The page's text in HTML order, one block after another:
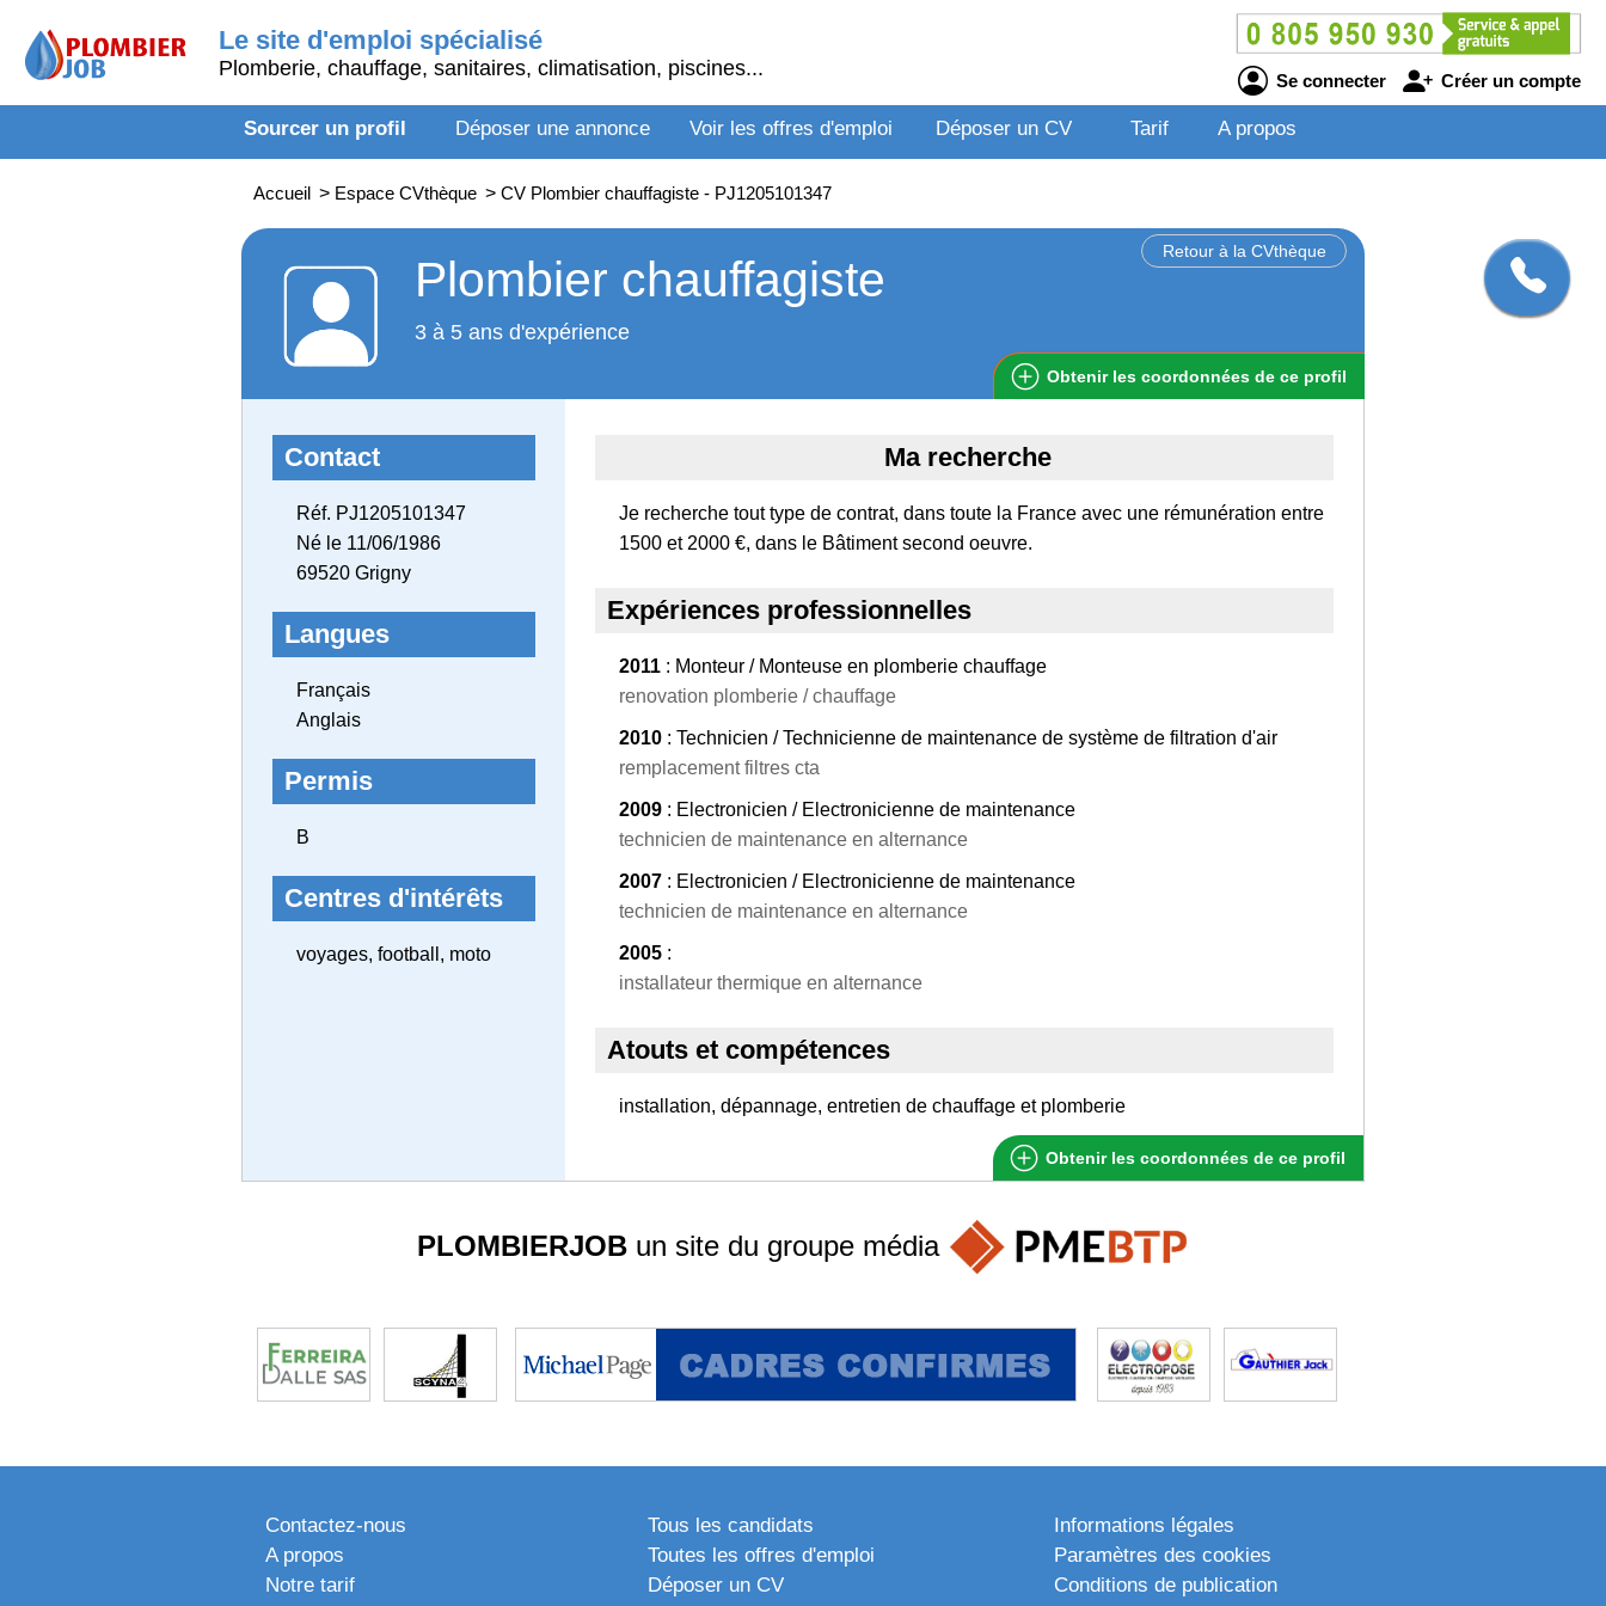
Le site d'emploi spécialisé
Plomberie, chauffage, sanitaires, climatisation, piscines...
Se connecter Créer un compte
Sourcer un profil Déposer une annonce Voir les offres d'emploi Déposer un CV Tarif A propos
Accueil > Espace CVthèque > CV Plombier chauffagiste - PJ1205101347
Retour à la CVthèque
Plombier chauffagiste
3 à 5 ans d'expérience
Obtenir les coordonnées de ce profil
Contact
Réf. PJ1205101347
Né le 11/06/1986
69520 Grigny
Langues
Français
Anglais
Permis
B
Centres d'intérêts
voyages, football, moto
Ma recherche
Je recherche tout type de contrat, dans toute la France avec une rémunération entre
1500 et 2000 €, dans le Bâtiment second oeuvre.
Expériences professionnelles
2011 : Monteur / Monteuse en plomberie chauffage
renovation plomberie / chauffage
2010 : Technicien / Technicienne de maintenance de système de filtration d'air
remplacement filtres cta
2009 : Electronicien / Electronicienne de maintenance
technicien de maintenance en alternance
2007 : Electronicien / Electronicienne de maintenance
technicien de maintenance en alternance
2005 :
installateur thermique en alternance
Atouts et compétences
installation, dépannage, entretien de chauffage et plomberie
Obtenir les coordonnées de ce profil
PLOMBIERJOBun site du groupe média
Contactez-nous
A propos
Notre tarif
Tous les candidats
Toutes les offres d'emploi
Déposer un CV
Informations légales
Paramètres des cookies
Conditions de publication